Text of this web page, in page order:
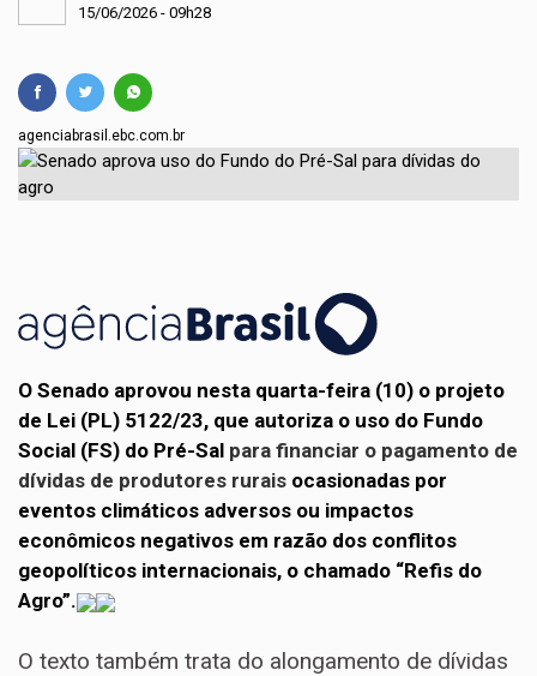
15/06/2026 - 09h28
agenciabrasil.ebc.com.br
O Senado aprovou nesta quarta-feira (10) o projeto
de Lei (PL) 5122/23, que autoriza o uso do Fundo
Social (FS) do Pré-Sal para financiar o pagamento de
dívidas de produtores rurais ocasionadas por
eventos climáticos adversos ou impactos
econômicos negativos em razão dos conflitos
geopolíticos internacionais, o chamado “Refis do
Agro”.
O texto também trata do alongamento de dívidas